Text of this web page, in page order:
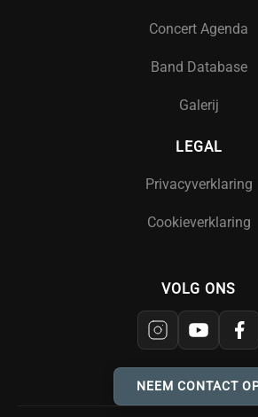
Concert Agenda
Band Database
Galerij
LEGAL
Privacyverklaring
Cookieverklaring
VOLG ONS
NEEM CONTACT